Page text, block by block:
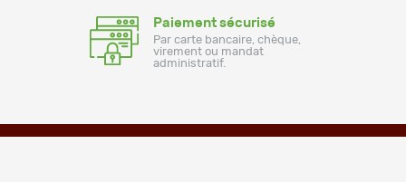
Paiement sécurisé
Par carte bancaire, chèque,
virement ou mandat
administratif.